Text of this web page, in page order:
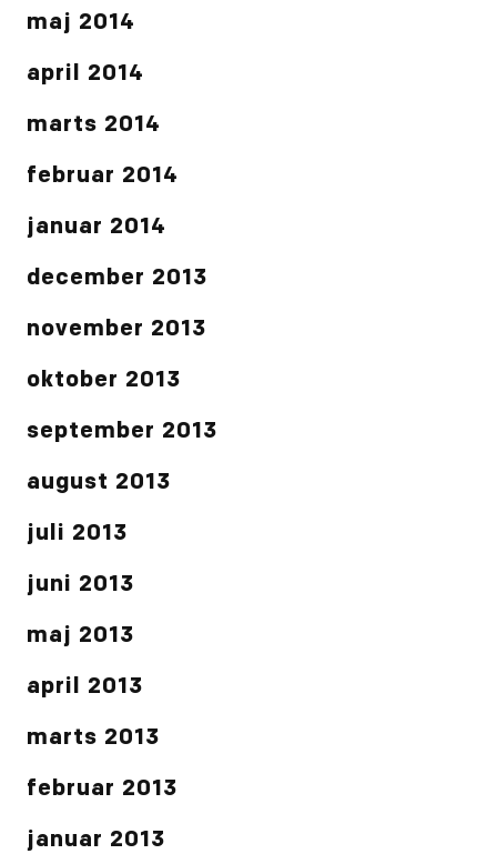
maj 2014
april 2014
marts 2014
februar 2014
januar 2014
december 2013
november 2013
oktober 2013
september 2013
august 2013
juli 2013
juni 2013
maj 2013
april 2013
marts 2013
februar 2013
januar 2013